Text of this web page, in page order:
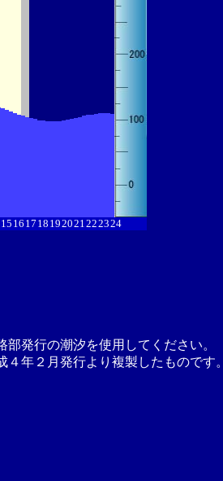
15 16 17 18 192021222324
発行の潮汐を使用してください。
年２月発行より複製したものです。